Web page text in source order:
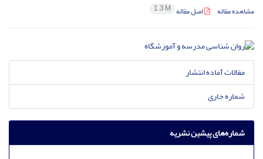
مشاهده مقاله اصل مقاله 1.3 M
مقالات آماده انتشار
شماره جاری
شماره‌های پیشین نشریه